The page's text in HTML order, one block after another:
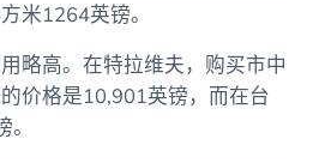
米1264英镑。
略高。在特拉维夫，购买市中
价格是10,901英镑，而在台